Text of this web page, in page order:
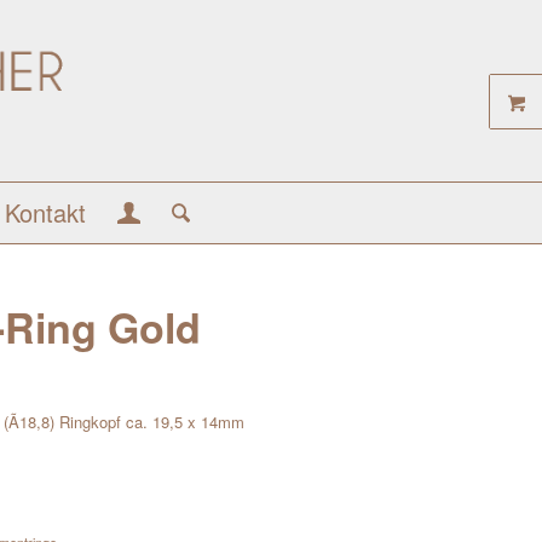
Kontakt
Gold
Ringkopf ca. 19,5 x 14mm